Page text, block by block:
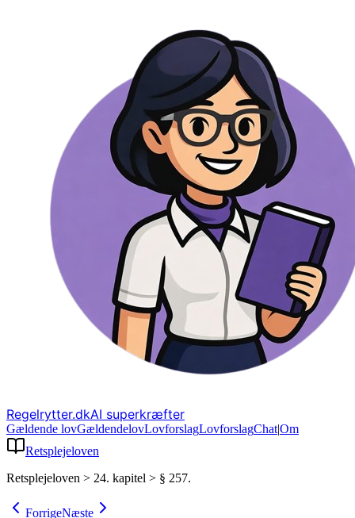
Regelrytter.dkAI superkræfter
Gældende lovGældendelovLovforslagLovforslagChat|Om
Retsplejeloven
Retsplejeloven > 24. kapitel > § 257.
ForrigeNæste